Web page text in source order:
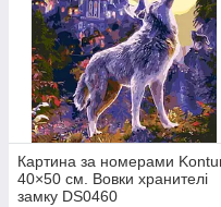
Картина за номерами
40×50 см. Вовки хранителі
замку DS0460